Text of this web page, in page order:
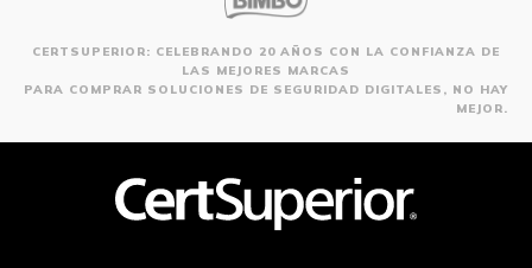
CERTSUPERIOR: CELEBRANDO 20 AÑOS CON LA CONFIANZA DE
LAS MEJORES MARCAS
PARA COMPRAR SOLUCIONES DE SEGURIDAD DIGITALES, NO HAY
MEJOR.